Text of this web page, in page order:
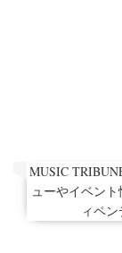
MUSIC
ューやイベン
ィペ